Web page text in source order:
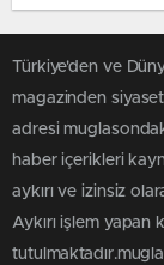
Türkiye'den ve
magazinden
adresi
haber içerikleri
aykırı ve izinsiz
Aykırı işlem yapan